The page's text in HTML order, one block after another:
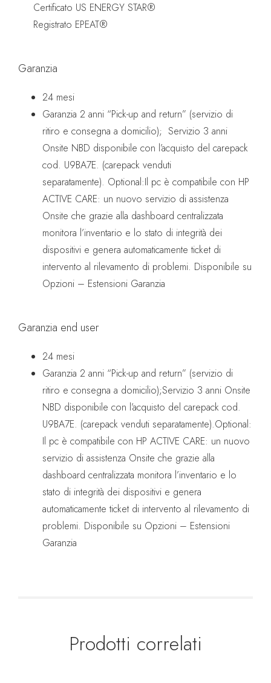
Certificato US ENERGY STAR®
Registrato EPEAT®
Garanzia
24 mesi
Garanzia 2 anni “Pick-up and return” (servizio di
ritiro e consegna a domicilio); Servizio 3 anni
Onsite NBD disponibile con l’acquisto del carepack
cod. U9BA7E. (carepack venduti
separatamente). Optional:Il pc è compatibile con HP
ACTIVE CARE: un nuovo servizio di assistenza
Onsite che grazie alla dashboard centralizzata
monitora l’inventario e lo stato di integrità dei
dispositivi e genera automaticamente ticket di
intervento al rilevamento di problemi. Disponibile su
Opzioni – Estensioni Garanzia
Garanzia end user
24 mesi
Garanzia 2 anni “Pick-up and return” (servizio di
ritiro e consegna a domicilio);Servizio 3 anni Onsite
NBD disponibile con l’acquisto del carepack cod.
U9BA7E. (carepack venduti separatamente).Optional:
Il pc è compatibile con HP ACTIVE CARE: un nuovo
servizio di assistenza Onsite che grazie alla
dashboard centralizzata monitora l’inventario e lo
stato di integrità dei dispositivi e genera
automaticamente ticket di intervento al rilevamento di
problemi. Disponibile su Opzioni – Estensioni
Garanzia
Prodotti correlati